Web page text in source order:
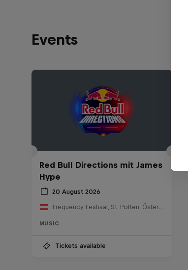
Events
Red Bull Directions mit James
Hype
20 August 2026
Frequency Festival, St. Pölten, Österreich
MUSIC
Tickets available